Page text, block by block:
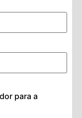
para a